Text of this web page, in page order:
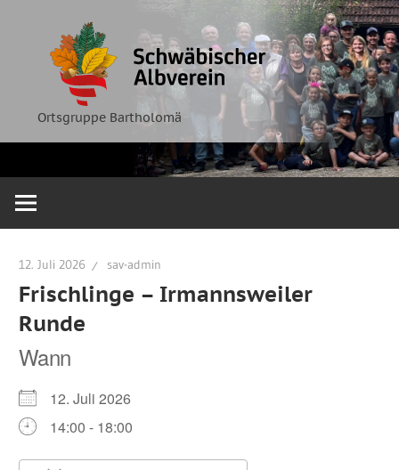
springen
Ortsgruppe Bartholomä
Albverein
Ortsgruppe
Bartholomä
12. Juli 2026 sav-admin
Frischlinge – Irmannsweiler
Runde
Wann
12. Juli 2026
14:00 - 18:00